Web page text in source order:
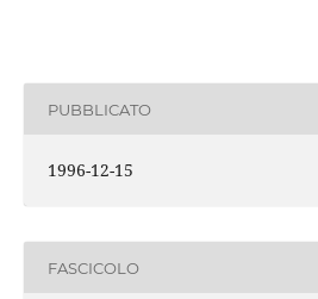
PUBBLICATO
1996-12-15
FASCICOLO